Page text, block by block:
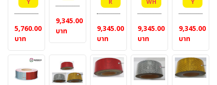
พาหนะ
สี
เหลือง
ขนาด
cm.
Y
5,760.00
บาท
ยาน
พาหนะ
Reflective
#BESTSAFE
9,345.00
บาท
ติด
พาหนะ
Reflective
#BESTSAFE
R
9,345.00
บาท
ติด
พาหนะ
Reflective
#BESTSAFE
WH
9,345.00
บาท
ติด
พาหนะ
Reflective
Y
9,345.00
บาท